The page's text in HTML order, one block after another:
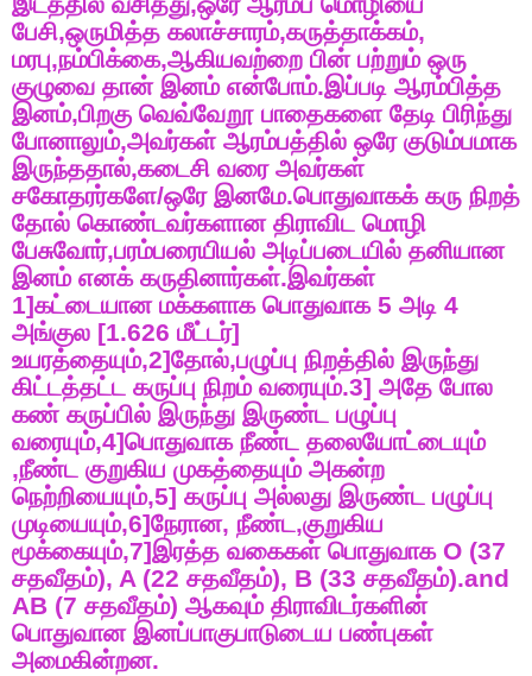
பேசி,ஒருமித்த கலாச்சாரம்,கருத்தாக்கம்,
மரபு,நம்பிக்கை,ஆகியவற்றை பின் பற்றும் ஒரு
குழுவை தான் இனம் என்போம்.இப்படி ஆரம்பித்த
இனம்,பிறகு வெவ்வேறூ பாதைகளை தேடி பிரிந்து
போனாலும்,அவர்கள் ஆரம்பத்தில் ஒரே குடும்பமாக
இருந்ததால்,கடைசி வரை அவர்கள்
சகோதரர்களே/ஒரே இனமே.பொதுவாகக் கரு நிறத்
தோல் கொண்டவர்களான திராவிட மொழி
பேசுவோர்,பரம்பரையியல் அடிப்படையில் தனியான
இனம் எனக் கருதினார்கள்.இவர்கள்
1]கட்டையான மக்களாக பொதுவாக5 அடி 4
அங்குல [1.626 மீட்டர்]
உயரத்தையும்,2]தோல்,பழுப்பு நிறத்தில் இருந்து
கிட்டத்தட்ட கருப்பு நிறம் வரையும்.3] அதே போல
கண் கருப்பில் இருந்து இருண்ட பழுப்பு
வரையும்,4]பொதுவாக நீண்ட தலையோட்டையும்
,நீண்ட குறுகிய முகத்தையும் அகன்ற
நெற்றியையும்,5] கருப்பு அல்லது இருண்ட பழுப்பு
முடியையும்,6]நேரான, நீண்ட,குறுகிய
மூக்கையும்,7]இரத்த வகைகள் பொதுவாகO (37
சதவீதம்), A (22 சதவீதம்), B (33 சதவீதம்).and
AB (7 சதவீதம்) ஆகவும் திராவிடர்களின்
பொதுவான இனப்பாகுபாடுடைய பண்புகள்
அமைகின்றன.